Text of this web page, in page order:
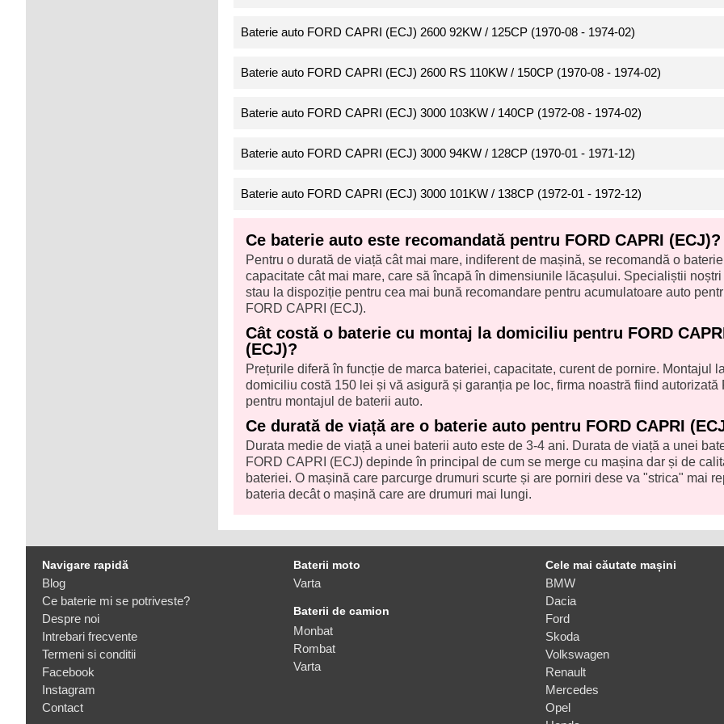
Baterie auto FORD CAPRI (ECJ) 2600 92KW / 125CP (1970-08 - 1974-02)
Baterie auto FORD CAPRI (ECJ) 2600 RS 110KW / 150CP (1970-08 - 1974-02)
Baterie auto FORD CAPRI (ECJ) 3000 103KW / 140CP (1972-08 - 1974-02)
Baterie auto FORD CAPRI (ECJ) 3000 94KW / 128CP (1970-01 - 1971-12)
Baterie auto FORD CAPRI (ECJ) 3000 101KW / 138CP (1972-01 - 1972-12)
Ce baterie auto este recomandată pentru FORD CAPRI (ECJ)?
Pentru o durată de viață cât mai mare, indiferent de mașină, se recomandă o
capacitate cât mai mare, care să încapă în dimensiunile lăcașului. Specialiștii noștri
stau la dispoziție pentru cea mai bună recomandare pentru acumulatoare auto
FORD CAPRI (ECJ).
Cât costă o baterie cu montaj la domiciliu pentru FORD
(ECJ)?
Prețurile diferă în funcție de marca bateriei, capacitate, curent de pornire. Montajul la
domiciliu costă 150 lei și vă asigură și garanția pe loc, firma noastră fiind autorizată
pentru montajul de baterii auto.
Ce durată de viață are o baterie auto pentru FORD CAPRI
Durata medie de viață a unei baterii auto este de 3-4 ani. Durata de viață a unei
FORD CAPRI (ECJ) depinde în principal de cum se merge cu mașina dar și de
bateriei. O mașină care parcurge drumuri scurte și are porniri dese va "strica" mai
bateria decât o mașină care are drumuri mai lungi.
Navigare rapidă
Blog
Ce baterie mi se potriveste?
Despre noi
Intrebari frecvente
Termeni si conditii
Facebook
Instagram
Contact
Baterii moto
Varta
Baterii de camion
Monbat
Rombat
Varta
Cele mai căutate mașini
BMW
Dacia
Ford
Skoda
Volkswagen
Renault
Mercedes
Opel